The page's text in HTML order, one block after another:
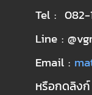
Tel : 082-
Line :
Email :
หรือกดลิงก์